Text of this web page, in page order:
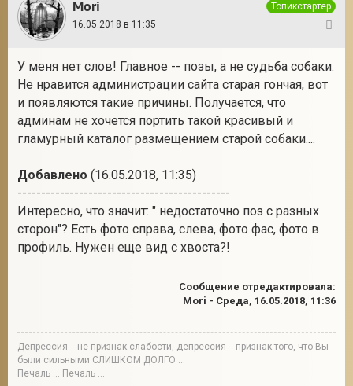
Mori
Топикстартер
16.05.2018 в 11:35
У меня нет слов! Главное -- позы, а не судьба собаки.
Не нравится администрации сайта старая гончая, вот
и появляются такие причины. Получается, что
админам не хочется портить такой красивый и
гламурный каталог размещением старой собаки....
Добавлено (16.05.2018, 11:35)
---------------------------------------------
Интересно, что значит: " недостаточно поз с разных
сторон"? Есть фото справа, слева, фото фас, фото в
профиль. Нужен еще вид с хвоста?!
Сообщение отредактировала:
Mori - Среда, 16.05.2018, 11:36
Депрессия -- не признак слабости, депрессия -- признак того, что Вы
были сильными СЛИШКОМ ДОЛГО ...
Печаль ... Печаль ...